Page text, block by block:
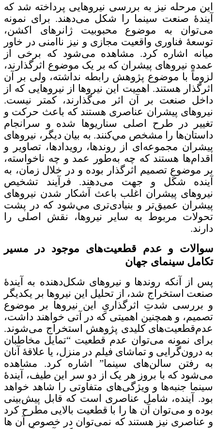
این مرحله نیز به بررسی نیروهایی پرداخته شد که
آیندۀ صنعت سینما را شکل می‌دهند. برای نمونه
می‌توان به موضوع محبوبیت ژانرهای اکشن،
توسعۀ فناوری واقعیت مجازی و نیز ناامنی در خاور
میانه اشاره کرد. مشاهده می‌شود که برخی از
عمده نیروهای پیشران که بر یک موضوع اثرگذارند،
لزوماً با موضوع پژوهش رابطه نداشته، ولی بر آن
اثرگذار هستند. اهمیت این نیروها از نیروهایی که از
داخل صنعت بر آن اثر می‌گذارند، کمتر نیست.
نیروهای پیشران عناصری هستند که باعث حرکت و
تغییر در طرح اصلی سناریوها شده و سرانجام
داستان‌ها را مشخص مي‌کنند. به بیان دیگر، نیروهای
پیشران مجموعه‌ای از روندها، رویدادها، تصاویر و
اقدام‌ها هستند که چه به‌طور عمد و چه ناخواسته،
بر موضوعِ تصمیم اثرگذار بوده و در خلال زمان، به
آینده شکل و جهت می‌دهند. فرآيند تشخیص
نیروهای پیشران اغلب باعث آشکار شدن نیروهای
پیشران عمیق‌تر و بنیادی‌تری مي‌شود که در پشت
تحولات مربوط به سایر نیروها، نقش اصلی را
دارند.
سوالات و عدم قطعیت‌های موجود در مسیر
تکامل سینمای جهان
پس از آنکه روندها و نیروهای شکل‌دهنده به آیندۀ
صنعت استخراج شد، از تحلیل این نیروها بر یکدیگر
و بررسی شدتِ اثرگذاریِ این نیروها بر موضوع
تصمیم، و همچنین اهمیتی که در آتی خواهند داشت،
عدم‌قطعیت‌های کلیدی پژوهش استخراج می‌شوند.
برای نمونه می‌توان عدم قطعیت “تمایل مخاطبان
به درون‌گرایی و تماشای فیلم در منزل، یا علاقۀ آنان
به رفتن سالن‌های سینما” اشاره کرد. مشاهده
می‌شود که با بروز هر یک از دو سر این طیف، آیندۀ
سینما جنبه‌ها و ویژگی‌های متفاوتی را شاهد خواهد
بود. آینده، شامل عناصری است که قابل پیش‌بینی
بوده و می‌توان آن ها را با قطعیت بالایی مطرح کرد
و عناصری نیز هستند که نمی‌توان در خصوص آن ها